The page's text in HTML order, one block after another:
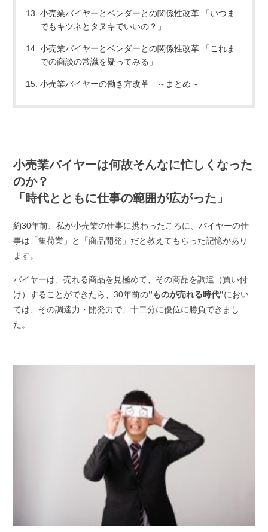
小売業バイヤーとベンダーとの関係性改革 「いつま
でもキツネとタヌキでいいの？」
小売業バイヤーとベンダーとの関係性改革 「これま
での商談の常識を疑ってみる」
小売業バイヤーの働き方改革 ～まとめ～
小売業バイヤーは何故そんなに忙しくなった
のか？
「時代とともに仕事の範囲が広がった」
約30年前、私が小売業の仕事に携わったころに、バイヤーの仕
事は「集荷業」と「商品開発」だと教えてもらった記憶があり
ます。
バイヤーは、売れる商品を見極めて、その商品を調達（買い付
け）することができたら、30年前の”ものが売れる時代”におい
ては、その調達力・開発力で、十二分に優位に勝負できまし
た。